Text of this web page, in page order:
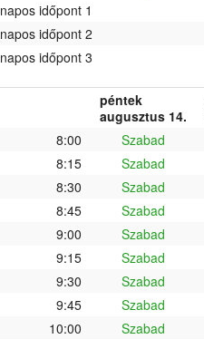
időpont 1
időpont 2
időpont 3
péntek
augusztus 14.
8:00
Szabad
8:15
Szabad
8:30
Szabad
8:45
Szabad
9:00
Szabad
9:15
Szabad
9:30
Szabad
9:45
Szabad
10:00
Szabad